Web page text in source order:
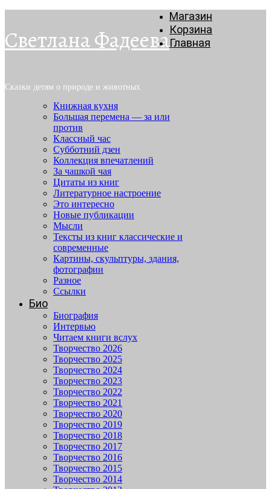
Светлана Фадеева
Сказки детям о природе и животных
Магазин
Корзина
Главная
Книжная кухня
Большая перемена — за или
против
Классный час
Субботний дзен
Коллекция впечатлений
За чашкой чая
Цитаты из книг
Литературное настроение
Это интересно
Новые публикации
Мысли
Тексты из книг классические и
современные
Картины, скульптуры, здания,
фотографии
Разное
Ссылки
Био
Биография
Интервью
Читаем книги вслух
Творчество 2026
Творчество 2025
Творчество 2024
Творчество 2023
Творчество 2022
Творчество 2021
Творчество 2020
Творчество 2019
Творчество 2018
Творчество 2017
Творчество 2016
Творчество 2015
Творчество 2014